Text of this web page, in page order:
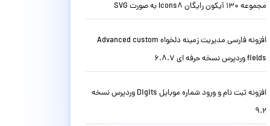
مجموعه 130 آیکون رایگان Icons8 به صورت SVG
افزونه فارسی مدیریت زمینه دلخواه Advanced custom
fields وردپرس نسخه حرفه ای 6.8.7
افزونه ثبت نام و ورود شماره موبایل Digits وردپرس نسخه
9.2